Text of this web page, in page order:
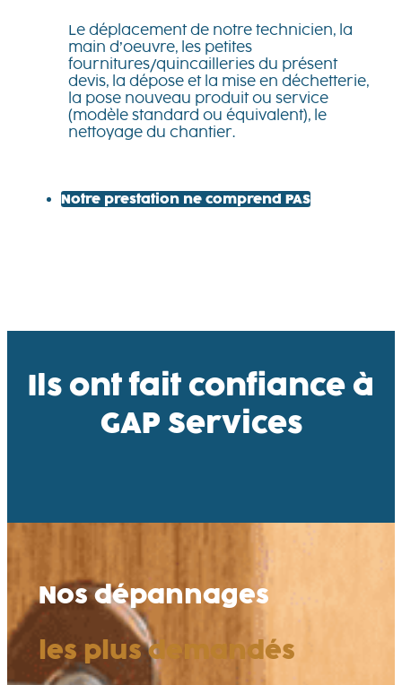
Le déplacement de notre technicien, la
main d’oeuvre, les petites
fournitures/quincailleries du présent
devis, la dépose et la mise en déchetterie,
la pose nouveau produit ou service
(modèle standard ou équivalent), le
nettoyage du chantier.
Notre prestation ne comprend PAS
Ils ont fait confiance à
GAP Services
Nos dépannages
les plus demandés